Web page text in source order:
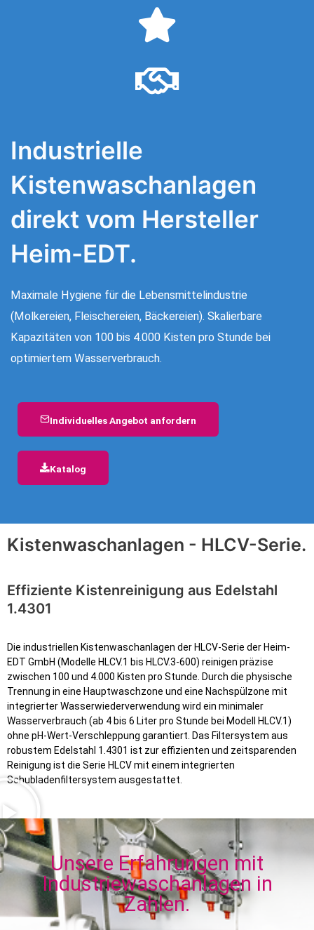
Industrielle
Kistenwaschanlagen
direkt vom Hersteller
Heim-EDT.
Maximale Hygiene für die Lebensmittelindustrie
(Molkereien, Fleischereien, Bäckereien). Skalierbare
Kapazitäten von 100 bis 4.000 Kisten pro Stunde bei
optimiertem Wasserverbrauch.
Individuelles Angebot anfordern
Katalog
Kistenwaschanlagen - HLCV-Serie.
Effiziente Kistenreinigung aus Edelstahl
1.4301
Die industriellen Kistenwaschanlagen der HLCV-Serie der Heim-
EDT GmbH (Modelle HLCV.1 bis HLCV.3-600) reinigen präzise
zwischen 100 und 4.000 Kisten pro Stunde. Durch die physische
Trennung in eine Hauptwaschzone und eine Nachspülzone mit
integrierter Wasserwiederverwendung wird ein minimaler
Wasserverbrauch (ab 4 bis 6 Liter pro Stunde bei Modell HLCV.1)
ohne pH-Wert-Verschleppung garantiert. Das Filtersystem aus
robustem Edelstahl 1.4301 ist zur effizienten und zeitsparenden
Reinigung ist die Serie HLCV mit einem integrierten
Schubladenfiltersystem ausgestattet.
Unsere Erfahrungen mit
Industriewaschanlagen in
Zahlen.